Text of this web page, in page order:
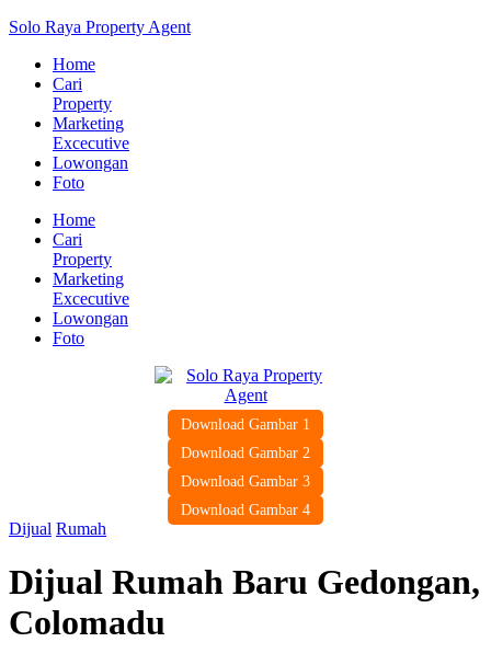
Solo Raya Property Agent
Home
Cari
Property
Marketing
Excecutive
Lowongan
Foto
Home
Cari
Property
Marketing
Excecutive
Lowongan
Foto
Download Gambar 1
Download Gambar 2
Download Gambar 3
Download Gambar 4
Dijual Rumah
Dijual Rumah Baru Gedongan,
Colomadu